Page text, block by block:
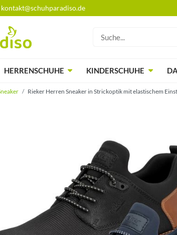
kontakt@schuhparadiso.de
HERRENSCHUHE KINDERSCHUHE
Rieker Herren Sneaker in Strickoptik mit elastischem